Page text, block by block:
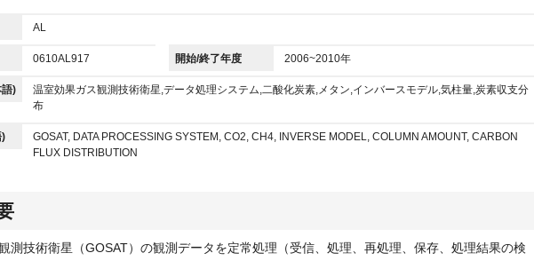
AL
0610AL917 開始/終了年度 2006~2010年
)
温室効果ガス観測技術衛星,データ処理システム,二酸化炭素,メタン,インバースモデル,気柱量,炭素収支分
布
)
GOSAT, DATA PROCESSING SYSTEM, CO2, CH4, INVERSE MODEL, COLUMN AMOUNT, CARBON
FLUX DISTRIBUTION
測技術衛星（GOSAT）の観測データを定常処理（受信、処理、再処理、保存、処理結果の検